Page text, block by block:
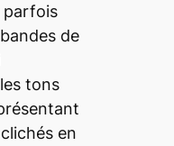
parfois
de
tons
en